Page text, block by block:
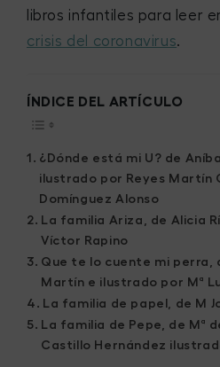
libros infantiles para leer
crisis del coronavirus.
ÍNDICE DEL ARTÍCULO
¿Dónde está mi U? de
ilustrado por Reyes Martín
Domínguez Alonso
La familia Ariza, de Alicia
Víctor Rapino
Que te lo cuente mi perra,
Martín e ilustrado por Mª
La familia de papel, de M
La familia de Pepe, de Mª
Castillo Hernández